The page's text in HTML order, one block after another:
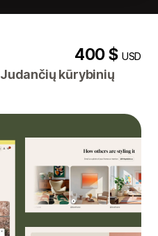
400 $USD
Judančių kūrybinių